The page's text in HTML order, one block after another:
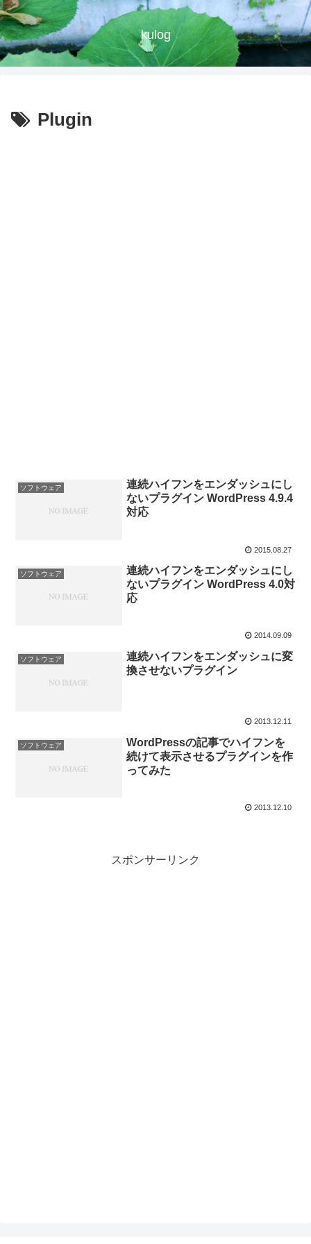
kulog
Plugin
ソフトウェア
連続ハイフンをエンダッシュにし
ないプラグイン WordPress 4.9.4
対応
2015.08.27
ソフトウェア
連続ハイフンをエンダッシュにし
ないプラグイン WordPress 4.0対
応
2014.09.09
ソフトウェア
連続ハイフンをエンダッシュに変
換させないプラグイン
2013.12.11
ソフトウェア
WordPressの記事でハイフンを
続けて表示させるプラグインを作
ってみた
2013.12.10
スポンサーリンク